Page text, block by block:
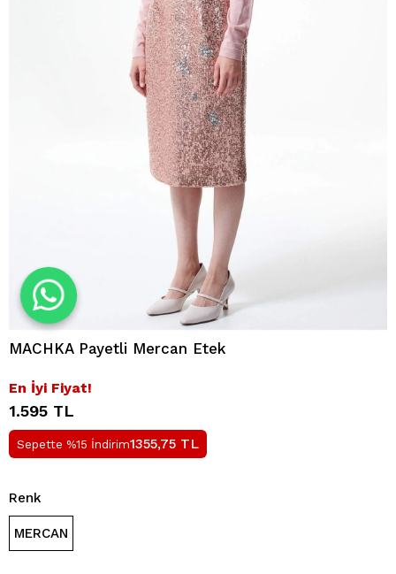
MACHKA Payetli Mercan Etek
En İyi Fiyat!
1.595 TL
Sepette %15 İndirim1355,75 TL
Renk
MERCAN